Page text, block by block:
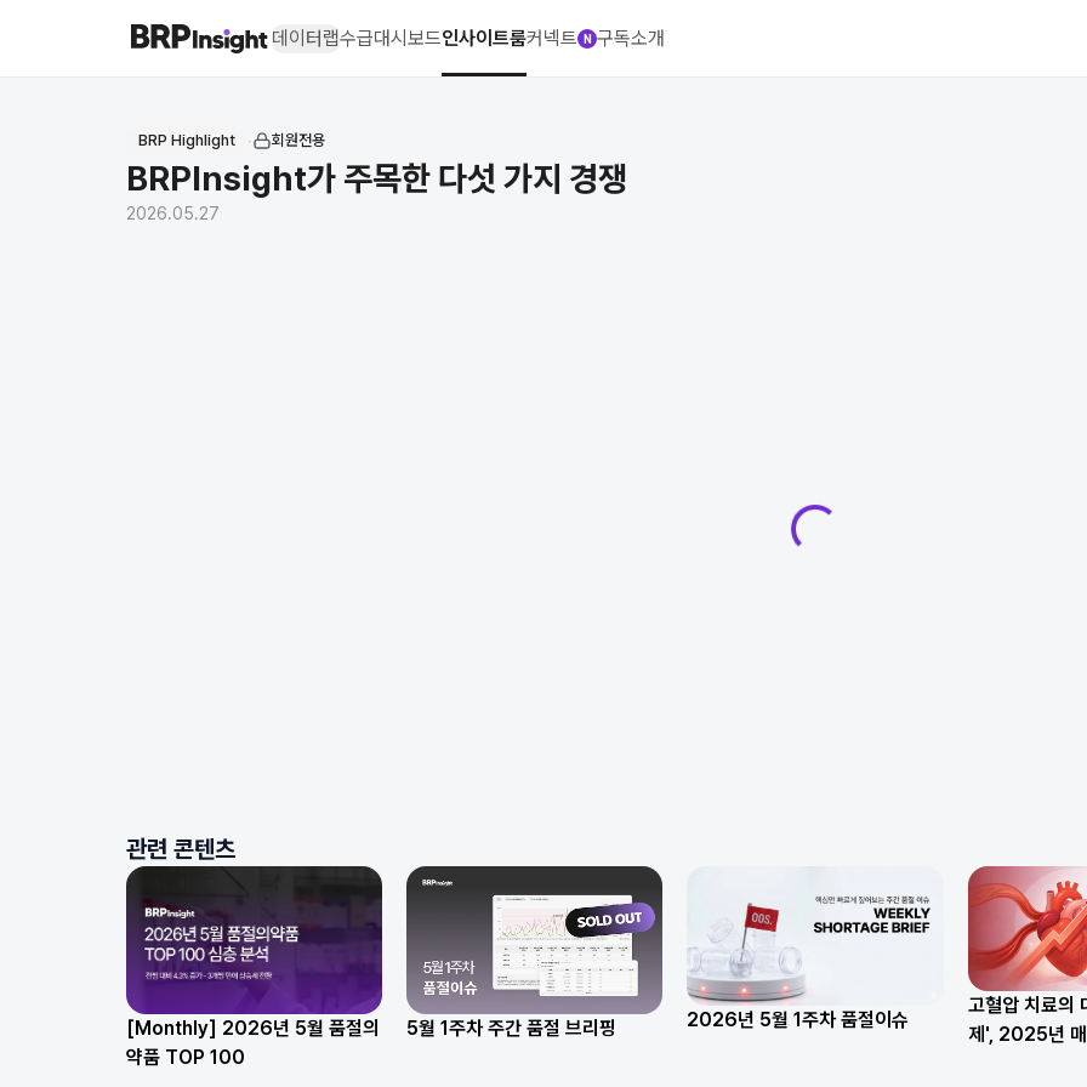
의약품 시장 데이터 통합 분석 플랫폼
데이터랩수급대시보드인사이트룸커넥트 N 구독소개
BRP Highlight ∙ 회원전용
BRPInsight가 주목한 다섯 가지 경쟁
2026.05.27
관련 콘텐츠
[Monthly] 2026년 5월 품절의
약품 TOP 100
5월 1주차 주간 품절 브리핑 2026년 5월 1주차 품절이슈
고혈압 치료의
제', 2025년